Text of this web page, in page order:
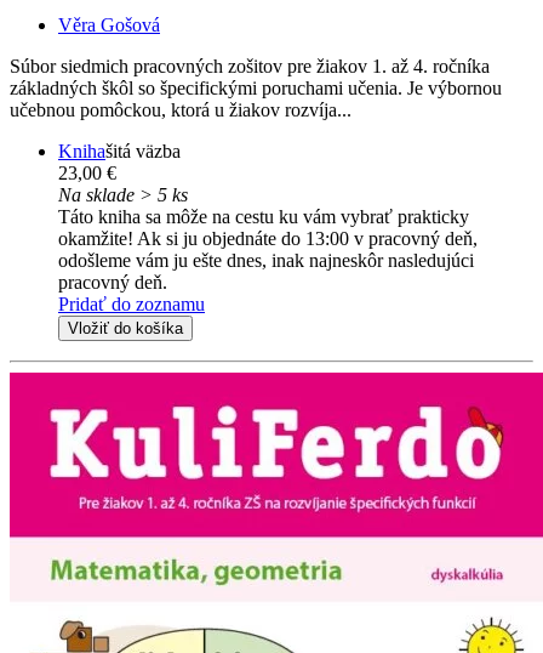
Věra Gošová
Súbor siedmich pracovných zošitov pre žiakov 1. až 4. ročníka
základných škôl so špecifickými poruchami učenia. Je výbornou
učebnou pomôckou, ktorá u žiakov rozvíja...
Knihašitá väzba
23,00 €
Na sklade > 5 ks
Táto kniha sa môže na cestu ku vám vybrať prakticky
okamžite! Ak si ju objednáte do 13:00 v pracovný deň,
odošleme vám ju ešte dnes, inak najneskôr nasledujúci
pracovný deň.
Pridať do zoznamu
Vložiť do košíka